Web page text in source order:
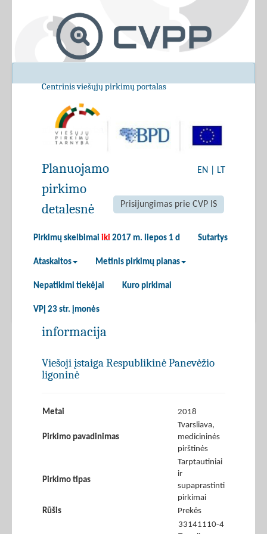
Centrinis viešųjų pirkimų portalas
EN LT
Prisijungimas prie CVP IS
Pirkimų skelbimai iki 2017 m. liepos 1 d Sutartys
Ataskaitos Metinis pirkimų planas
Nepatikimi tiekėjai Kuro pirkimai
VPĮ 23 str. įmonės
Planuojamo
pirkimo
detalesnė
informacija
Viešoji įstaiga Respublikinė Panevėžio
ligoninė
Metai 2018
Pirkimo pavadinimas
Tvarsliava,
medicininės
pirštinės
Pirkimo tipas
Tarptautiniai
ir
supaprastinti
pirkimai
Rūšis
Prekės
33141110-4